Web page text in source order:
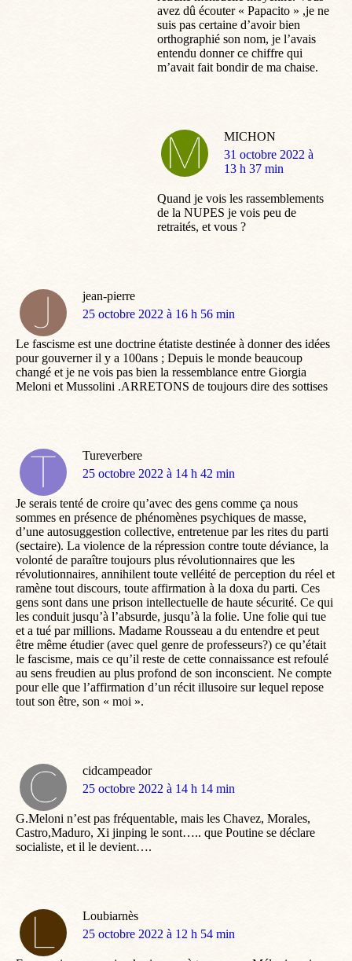
avez dû écouter « Papacito » ,je ne
suis pas certaine d’avoir bien
orthographié son nom, je l’avais
entendu donner ce chiffre qui
m’avait fait bondir de ma chaise.
MICHON
dit
:
31 octobre 2022 à
13 h 37 min
Quand je vois les rassemblements
de la NUPES je vois peu de
retraités, et vous ?
jean-pierre
dit
25 octobre 2022 à 16 h 56 min
Le fascisme est une doctrine étatiste destinée à donner des idées
pour gouverner il y a 100ans ; Depuis le monde beaucoup
changé et je ne vois pas bien la ressemblance entre Giorgia
Meloni et Mussolini .ARRETONS de toujours dire des sottises
Tureverbere
dit
25 octobre 2022 à 14 h 42 min
Je serais tenté de croire qu’avec des gens comme ça nous
sommes en présence de phénomènes psychiques de masse,
d’une autosuggestion collective, entretenue par les rites du parti
(sectaire). La violence de la répression contre toute déviance, la
volonté de paraître toujours plus révolutionnaires que les
révolutionnaires, annihilent toute velléité de perception du réel et
ramène tout discours, toute affirmation à la doxa du parti. Ces
gens sont dans une prison intellectuelle de haute sécurité. Ce qui
les conduit jusqu’à l’absurde, jusqu’à la folie. Une folie qui tue
et a tué par millions. Madame Rousseau a du entendre et peut
être même étudier (avec quel genre de professeurs?) ce qu’était
le fascisme, mais ce qu’il reste de cette connaissance est refoulé
au sens freudien au plus profond de son inconscient. Ne compte
pour elle que l’affirmation d’un récit illusoire sur lequel repose
tout son être, son « moi ».
cidcampeador
dit
25 octobre 2022 à 14 h 14 min
G.Meloni n’est pas fréquentable, mais les Chavez, Morales,
Castro,Maduro, Xi jinping le sont….. que Poutine se déclare
socialiste, et il le devient….
Loubiarnès
dit
25 octobre 2022 à 12 h 54 min